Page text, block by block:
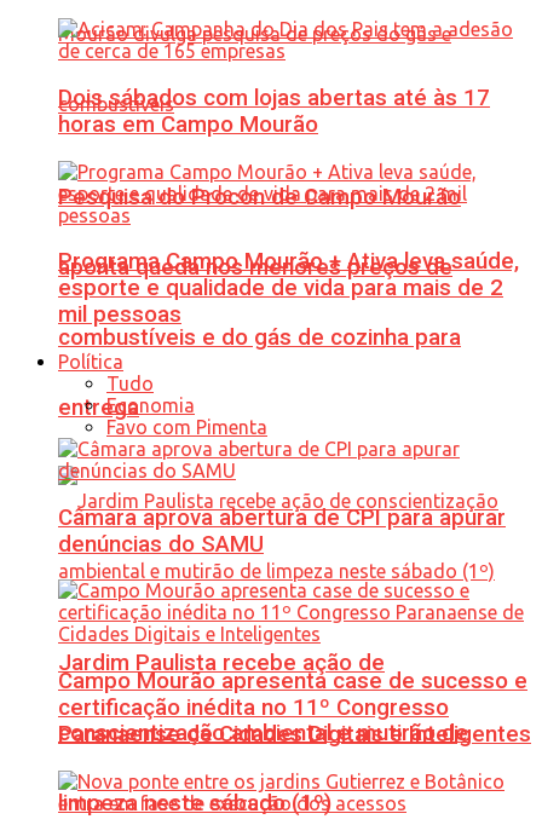
Pesquisa do Procon de Campo Mourão
aponta queda nos menores preços de
combustíveis e do gás de cozinha para
entrega
Jardim Paulista recebe ação de
conscientização ambiental e mutirão de
limpeza neste sábado (1º)
Dois sábados com lojas abertas até às 17
horas em Campo Mourão
Programa Campo Mourão + Ativa leva saúde,
esporte e qualidade de vida para mais de 2
mil pessoas
Política
Tudo
Economia
Favo com Pimenta
Câmara aprova abertura de CPI para apurar
denúncias do SAMU
Campo Mourão apresenta case de sucesso e
certificação inédita no 11º Congresso
Paranaense de Cidades Digitais e Inteligentes